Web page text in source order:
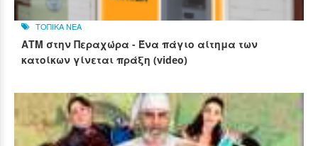
ΤΟΠΙΚΑ ΝΕΑ
ΑΤΜ στην Περαχώρα - Ένα πάγιο αίτημα των
κατοίκων γίνεται πράξη (video)